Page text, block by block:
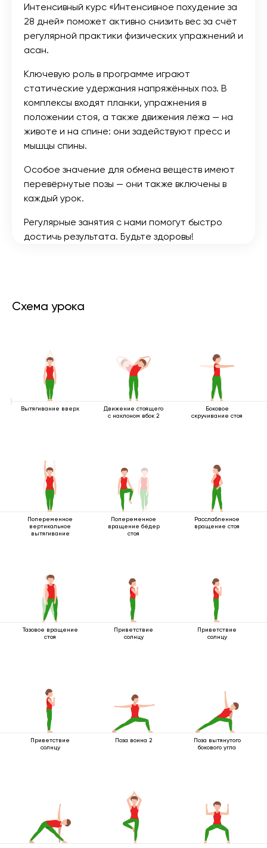
Интенсивный курс «Интенсивное похудение за
28 дней» поможет активно снизить вес за счёт
регулярной практики физических упражнений и
асан.
Ключевую роль в программе играют
статические удержания напряжённых поз. В
комплексы входят планки, упражнения в
положении стоя, а также движения лёжа — на
животе и на спине: они задействуют пресс и
мышцы спины.
Особое значение для обмена веществ имеют
перевёрнутые позы — они также включены в
каждый урок.
Регулярные занятия с нами помогут быстро
достичь результата. Будьте здоровы!
Схема урока
Вытягивание вверх
Движение стоящего
с наклоном вбок 2
Боковое
скручивание стоя
Попеременное
вертикальное
вытягивание
Попеременное
вращение бёдер
стоя
Расслабленное
вращение стоя
Тазовое вращение
стоя
Приветствие
солнцу
Приветствие
солнцу
Приветствие
солнцу
Поза воина 2
Поза вытянутого
бокового угла